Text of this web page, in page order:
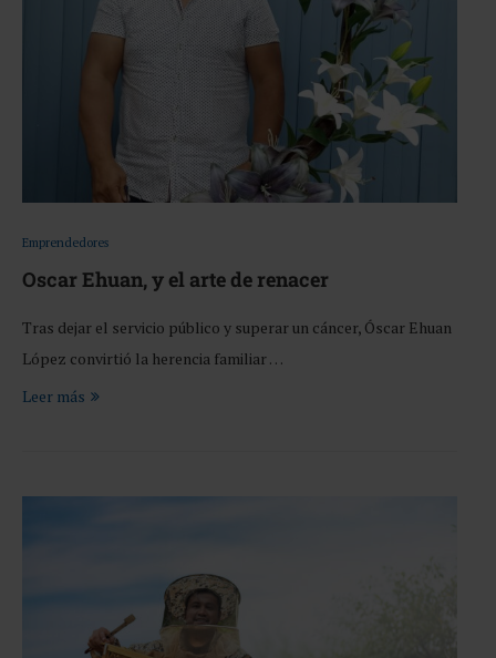
Emprendedores
Oscar Ehuan, y el arte de renacer
Tras dejar el servicio público y superar un cáncer, Óscar Ehuan
López convirtió la herencia familiar …
Leer más